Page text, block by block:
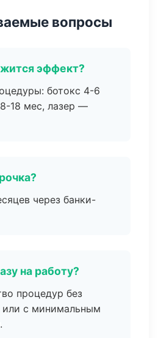
вопросы
эффект?
ботокс 4-6
18 мес, лазер —
через банки-
на работу?
процедур без
или с минимальным